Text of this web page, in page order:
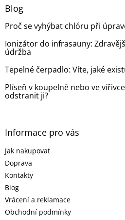
Blog
Proč se vyhýbat chlóru při
Ionizátor do infrasauny:
údržba
Tepelné čerpadlo: Víte, jaké
Plíseň v koupelně nebo ve
odstranit ji?
Informace pro vás
Jak nakupovat
Doprava
Kontakty
Blog
Vrácení a reklamace
Obchodní podmínky